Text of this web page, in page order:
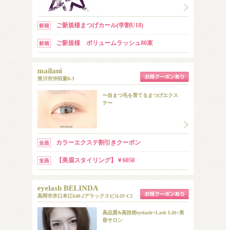
ご新規様まつげカール(学割U18)
ご新規様 ボリュームラッシュ80束
mailani
滑川市沖田新8-3
〜自まつ毛を育てるまつげエクス
テ〜
カラーエクステ割引きクーポン
【美眉スタイリング】￥6050
eyelash BELINDA
高岡市井口本江640-2アラックスビル1F-C2
高品質&高技術eyelash×Lash Lift×美
容サロン